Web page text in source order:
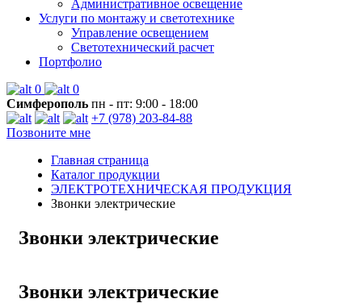
Административное освещение
Услуги по монтажу и светотехнике
Управление освещением
Светотехнический расчет
Портфолио
0
0
Симферополь пн - пт: 9:00 - 18:00
+7 (978) 203-84-88
Позвоните мне
Главная страница
Каталог продукции
ЭЛЕКТРОТЕХНИЧЕСКАЯ ПРОДУКЦИЯ
Звонки электрические
Звонки электрические
Звонки электрические